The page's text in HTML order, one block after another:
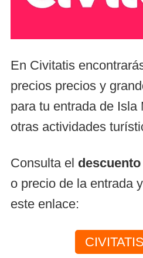
En Civitatis
precios precios y
para tu entrada de Isla
otras actividades
Consulta el
o precio de la entrada
este enlace: